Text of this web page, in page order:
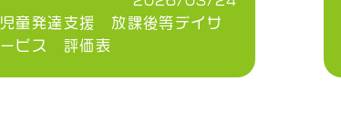
児童発達支援 放課後等デイサ
ービス 評価表